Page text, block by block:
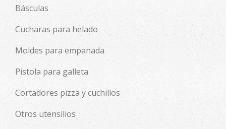
Básculas
Cucharas para helado
Moldes para empanada
Pistola para galleta
Cortadores pizza y cuchillos
Otros utensilios